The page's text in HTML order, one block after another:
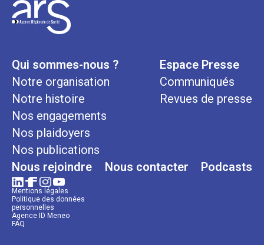
Qui sommes-nous ?
Notre organisation
Notre histoire
Nos engagements
Nos plaidoyers
Nos publications
Espace Presse
Communiqués
Revues de presse
Nous rejoindre Nous contacter Podcasts
Mentions légales
Politique des données
personnelles
Agence ID Meneo
FAQ